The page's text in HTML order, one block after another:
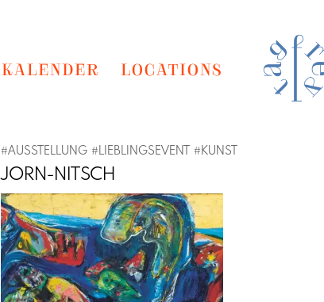
KALENDER LOCATIONS
#AUSSTELLUNG #LIEBLINGSEVENT #KUNST
JORN-NITSCH